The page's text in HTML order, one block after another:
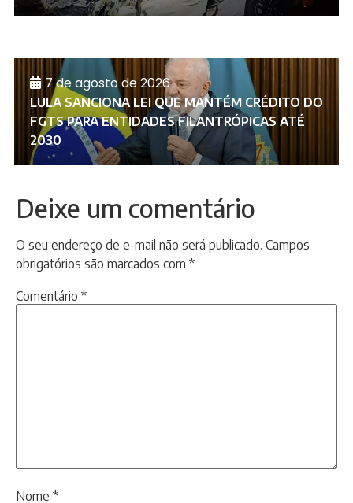
7 de agosto de 2026
LULA SANCIONA LEI QUE MANTÉM CRÉDITO DO
FGTS PARA ENTIDADES FILANTRÓPICAS ATÉ
2030
Deixe um comentário
O seu endereço de e-mail não será publicado. Campos
obrigatórios são marcados com *
Comentário *
Nome *